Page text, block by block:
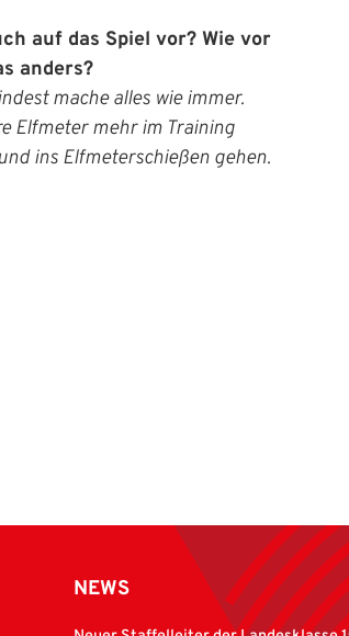
auf das Spiel vor? Wie vor
anders?
mache alles wie immer.
Elfmeter mehr im Training
ins Elfmeterschießen gehen.
NEWS